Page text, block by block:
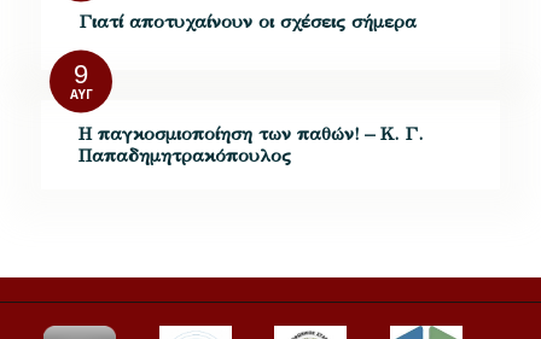
Γιατί αποτυχαίνουν οι σχέσεις σήμερα
9
ΑΥΓ
Η παγκοσμιοποίηση των παθών! – Κ. Γ.
Παπαδημητρακόπουλος